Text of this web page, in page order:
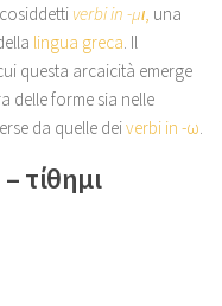
verbi in -μι una
lingua greca . Il
questa arcaicità emerge
delle forme sia nelle
da quelle deiverbi in -ω
τίθημι